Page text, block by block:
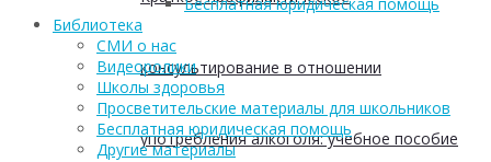
консультирование в отношении
употребления алкоголя: учебное пособие
Библиотека
СМИ о нас
Видеоролики
Школы здоровья
Просветительские материалы для школьников
Бесплатная юридическая помощь
Другие материалы